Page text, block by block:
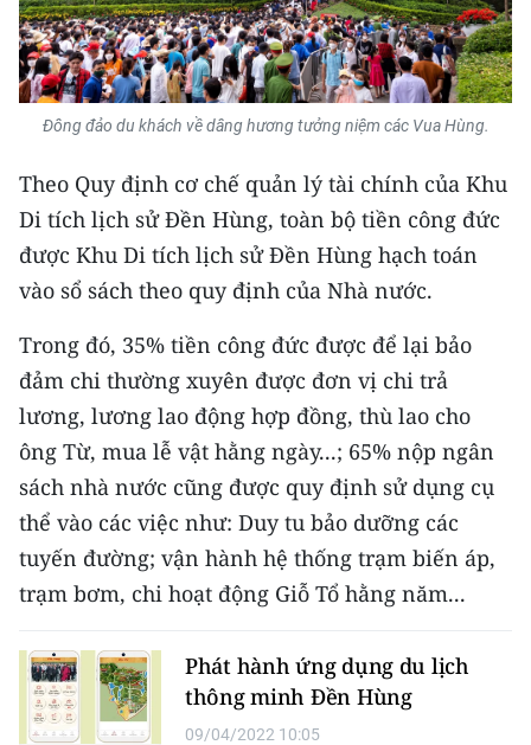
Media Văn hóa
Media Xã hội
Media Pháp luật
Media Du lịch
Media Thế giới
Media Thể thao
Media Giáo dục
Media Y tế
Media Khoa học - Công nghệ
Media Môi trường
Ảnh
Infographic
TIN MỚI
TIN ĐỊA PHƯƠNG
Đông đảo du khách về dâng hương tưởng niệm các Vua Hùng.
Theo Quy định cơ chế quản lý tài chính của Khu
Di tích lịch sử Đền Hùng, toàn bộ tiền công đức
được Khu Di tích lịch sử Đền Hùng hạch toán
vào sổ sách theo quy định của Nhà nước.
Trong đó, 35% tiền công đức được để lại bảo
đảm chi thường xuyên được đơn vị chi trả
lương, lương lao động hợp đồng, thù lao cho
ông Từ, mua lễ vật hằng ngày...; 65% nộp ngân
sách nhà nước cũng được quy định sử dụng cụ
thể vào các việc như: Duy tu bảo dưỡng các
tuyến đường; vận hành hệ thống trạm biến áp,
trạm bơm, chi hoạt động Giỗ Tổ hằng năm...
Phát hành ứng dụng du lịch
thông minh Đền Hùng
09/04/2022 10:05